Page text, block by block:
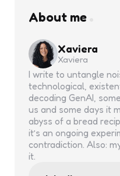
About me
Xaviera
Xaviera
I write to untangle
technological,
decoding GenAI,
us and some days it
abyss of a bread
it’s an ongoing
contradiction. Also:
it.